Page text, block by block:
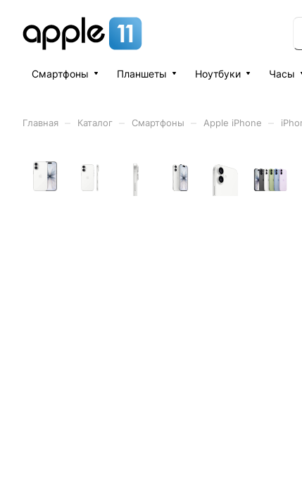
Смартфоны Планшеты Ноутбуки Часы
Главная Каталог Смартфоны Apple iPhone